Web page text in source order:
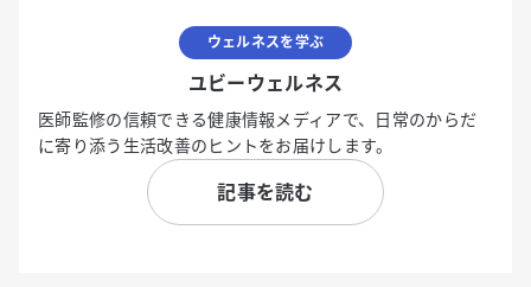
ウェルネスを学ぶ
ユビーウェルネス
医師監修の信頼できる健康情報メディアで、日常のからだ
に寄り添う生活改善のヒントをお届けします。
記事を読む